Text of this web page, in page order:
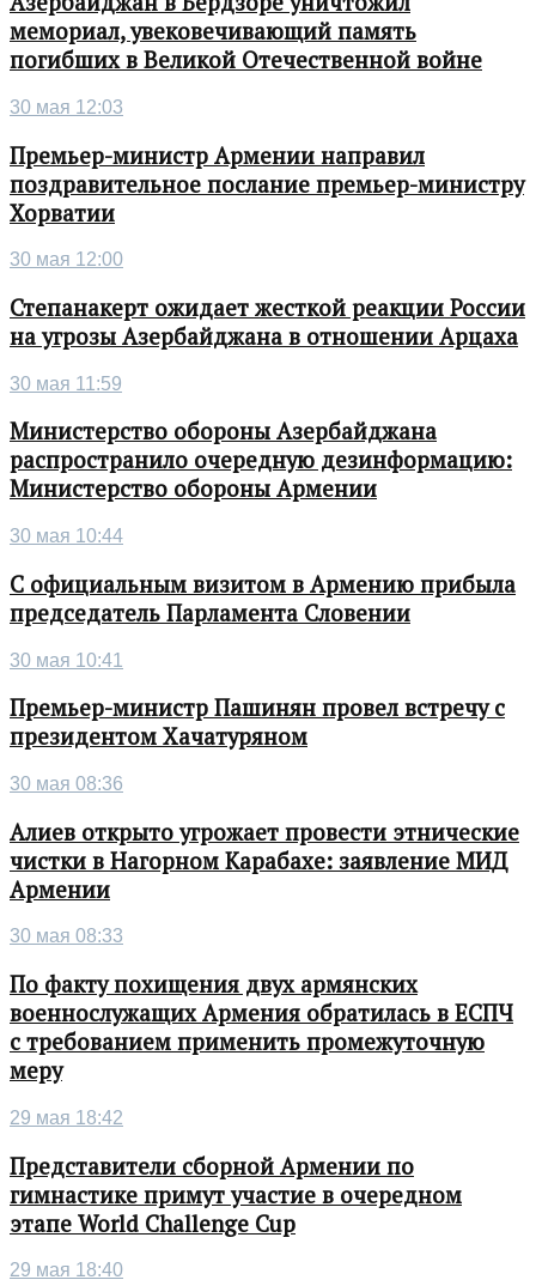
мемориал, увековечивающий память
погибших в Великой Отечественной войне
30 мая 12:03
Премьер-министр Армении направил
поздравительное послание премьер-министру
Хорватии
30 мая 12:00
Степанакерт ожидает жесткой реакции России
на угрозы Азербайджана в отношении Арцаха
30 мая 11:59
Министерство обороны Азербайджана
распространило очередную дезинформацию:
Министерство обороны Армении
30 мая 10:44
С официальным визитом в Армению прибыла
председатель Парламента Словении
30 мая 10:41
Премьер-министр Пашинян провел встречу с
президентом Хачатуряном
30 мая 08:36
Алиев открыто угрожает провести этнические
чистки в Нагорном Карабахе: заявление МИД
Армении
30 мая 08:33
По факту похищения двух армянских
военнослужащих Армения обратилась в ЕСПЧ
с требованием применить промежуточную
меру
29 мая 18:42
Представители сборной Армении по
гимнастике примут участие в очередном
этапе World Challenge Cup
29 мая 18:40